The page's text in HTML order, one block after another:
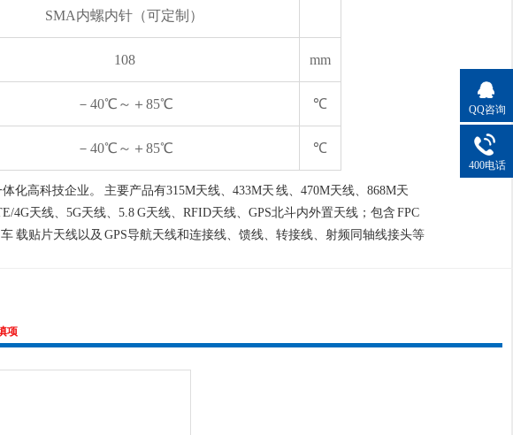
SMA内螺内针（可定制）
108 mm
－40℃～＋85℃ ℃
－40℃～＋85℃ ℃
高科技企业。 主要产品有315M天线、433M天 线、470M天线、868M天
4G天线、5G天线、5.8 G天线、RFID天线、GPS北斗内外置天线；包含 FPC
载贴片天线以及 GPS导航天线和连接线、馈线、转接线、射频同轴线接头等
项
QQ咨询
400电话